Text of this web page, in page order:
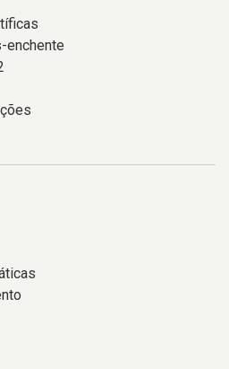
enchente